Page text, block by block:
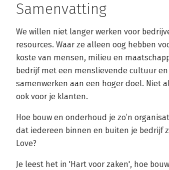
Samenvatting
We willen niet langer werken voor
resources. Waar ze alleen oog hebben
koste van mensen, milieu en
bedrijf met een menslievende cultuur
samenwerken aan een hoger doel. Niet
ook voor je klanten.
Hoe bouw en onderhoud je zo’n
dat iedereen binnen en buiten je bedrijf
Love?
Je leest het in 'Hart voor zaken', hoe